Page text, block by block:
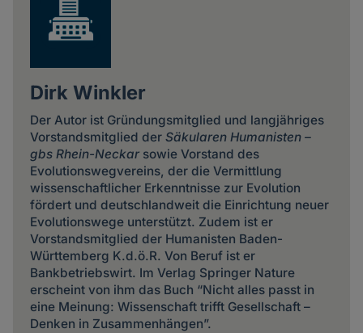
Dirk Winkler
Der Autor ist Gründungsmitglied und langjähriges
Vorstandsmitglied der Säkularen Humanisten –
gbs Rhein-Neckarsowie Vorstand des
Evolutionswegvereins, der die Vermittlung
wissenschaftlicher Erkenntnisse zur Evolution
fördert und deutschlandweit die Einrichtung neuer
Evolutionswege unterstützt. Zudem ist er
Vorstandsmitglied der Humanisten Baden-
Württemberg K.d.ö.R. Von Beruf ist er
Bankbetriebswirt. Im Verlag Springer Nature
erscheint von ihm das Buch “Nicht alles passt in
eine Meinung: Wissenschaft trifft Gesellschaft –
Denken in Zusammenhängen”.